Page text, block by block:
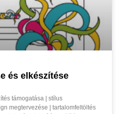
és elkészítése
támogatása | stílus
megtervezése | tartalomfeltöltés